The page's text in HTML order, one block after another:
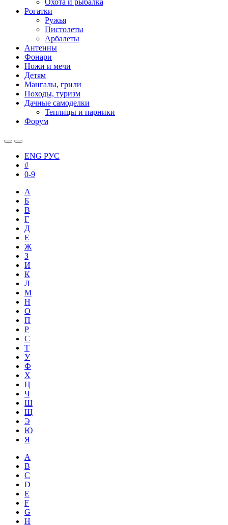
Охота и рыбалка
Рогатки
Ружья
Пистолеты
Арбалеты
Антенны
Фонари
Ножи и мечи
Детям
Мангалы, грили
Походы, туризм
Дачные самоделки
Теплицы и парники
Форум
ENG РУС
#
0-9
А
Б
В
Г
Д
Е
Ж
З
И
К
Л
М
Н
О
П
Р
С
Т
У
Ф
Х
Ц
Ч
Ш
Щ
Э
Ю
Я
A
B
C
D
E
F
G
H